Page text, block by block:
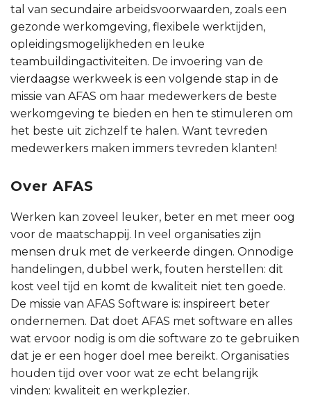
tal van secundaire arbeidsvoorwaarden, zoals een
gezonde werkomgeving, flexibele werktijden,
opleidingsmogelijkheden en leuke
teambuildingactiviteiten. De invoering van de
vierdaagse werkweek is een volgende stap in de
missie van AFAS om haar medewerkers de beste
werkomgeving te bieden en hen te stimuleren om
het beste uit zichzelf te halen. Want tevreden
medewerkers maken immers tevreden klanten!
Over AFAS
Werken kan zoveel leuker, beter en met meer oog
voor de maatschappij. In veel organisaties zijn
mensen druk met de verkeerde dingen. Onnodige
handelingen, dubbel werk, fouten herstellen: dit
kost veel tijd en komt de kwaliteit niet ten goede.
De missie van AFAS Software is: inspireert beter
ondernemen. Dat doet AFAS met software en alles
wat ervoor nodig is om die software zo te gebruiken
dat je er een hoger doel mee bereikt. Organisaties
houden tijd over voor wat ze echt belangrijk
vinden: kwaliteit en werkplezier.